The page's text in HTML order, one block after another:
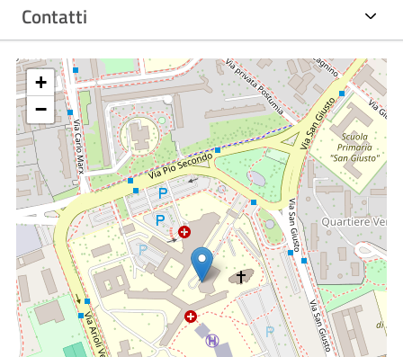
etc.).
Contatti
+
−